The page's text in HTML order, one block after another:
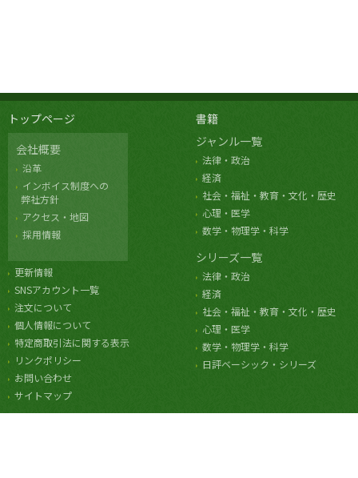
トップページ
会社概要
沿革
インボイス制度への
弊社方針
アクセス・地図
採用情報
更新情報
SNSアカウント一覧
注文について
個人情報について
特定商取引法に関する表示
リンクポリシー
お問い合わせ
サイトマップ
書籍
ジャンル一覧
法律・政治
経済
社会・福祉・教育・文化・歴史
心理・医学
数学・物理学・科学
シリーズ一覧
法律・政治
経済
社会・福祉・教育・文化・歴史
心理・医学
数学・物理学・科学
日評ベーシック・シリーズ